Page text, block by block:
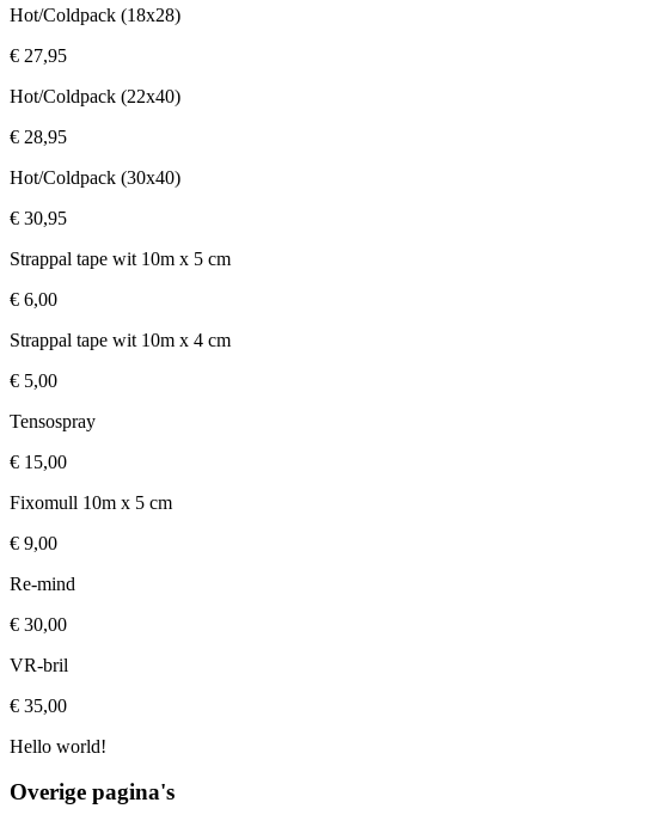
Hot/Coldpack (18x28)
€ 27,95
Hot/Coldpack (22x40)
€ 28,95
Hot/Coldpack (30x40)
€ 30,95
Strappal tape wit 10m x 5 cm
€ 6,00
Strappal tape wit 10m x 4 cm
€ 5,00
Tensospray
€ 15,00
Fixomull 10m x 5 cm
€ 9,00
Re-mind
€ 30,00
VR-bril
€ 35,00
Hello world!
Overige pagina's